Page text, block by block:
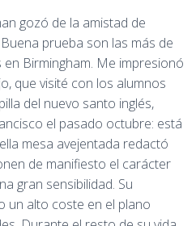
gozó de la amistad de
prueba son las más de
Birmingham. Me impresionó
que visité con los alumnos
del nuevo santo inglés,
el pasado octubre: está
mesa avejentada redactó
de manifiesto el carácter
gran sensibilidad. Su
un alto coste en el plano